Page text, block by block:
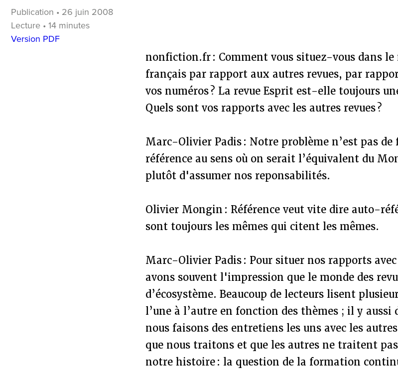
Publication • 26 juin 2008
Lecture • 14 minutes
Version PDF
nonfiction.fr : Comment vous situez-vous dans
français par rapport aux autres revues, par
vos numéros ? La revue Esprit est-elle toujours
Quels sont vos rapports avec les autres revues ?
Marc-Olivier Padis : Notre problème n’est pas de
référence au sens où on serait l’équivalent du
plutôt d'assumer nos reponsabilités.
Olivier Mongin : Référence veut vite dire auto-
sont toujours les mêmes qui citent les mêmes.
Marc-Olivier Padis : Pour situer nos rapports
avons souvent l'impression que le monde des
d’écosystème. Beaucoup de lecteurs lisent
l’une à l’autre en fonction des thèmes ; il y aussi
nous faisons des entretiens les uns avec les
que nous traitons et que les autres ne traitent
notre histoire : la question de la formation